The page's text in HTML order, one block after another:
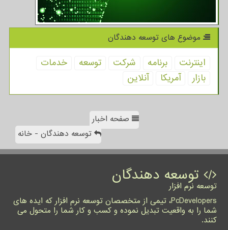
موضوع های توسعه دهندگان
اینترنت برنامه شركت توسعه
خدمات
بازار
آمریكا آنلاین
صفحه اخبار
توسعه دهندگان - خانه
توسعه دهندگان
توسعه نرم افزار
PcDevelopers، تیمی از متخصصان توسعه نرم افزار که ایده های
شما را به واقعیت تبدیل نموده و کسب و کار شما را متحول می
کنند.